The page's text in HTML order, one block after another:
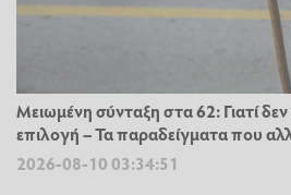
Μειωμένη σύνταξη στα 62: Γιατί
επιλογή – Τα παραδείγματα που
2026-08-10 03:34:51